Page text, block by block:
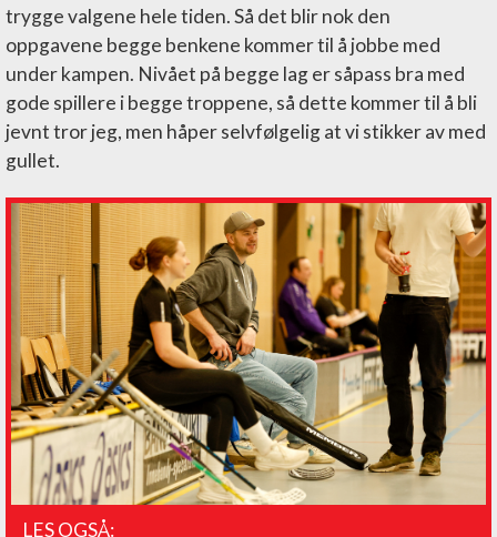
trygge valgene hele tiden. Så det blir nok den
oppgavene begge benkene kommer til å jobbe med
under kampen. Nivået på begge lag er såpass bra med
gode spillere i begge troppene, så dette kommer til å bli
jevnt tror jeg, men håper selvfølgelig at vi stikker av med
gullet.
LES OGSÅ: